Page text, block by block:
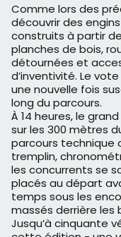
Comme lors des
découvrir des
construits à partir
planches de bois,
détournées et
d’inventivité. Le
une nouvelle fois
long du parcours.
À 14 heures, le
sur les 300 mètres
parcours technique
tremplin,
les concurrents se
placés au départ
temps sous les
massés derrière les
Jusqu’à cinquante